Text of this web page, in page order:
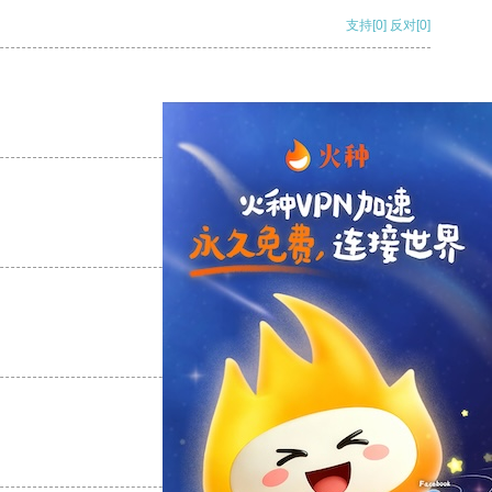
支持[0] 反对[0]
支持 [0] 反对[0]
支持[0] 反对
支持[0] 反对[0]